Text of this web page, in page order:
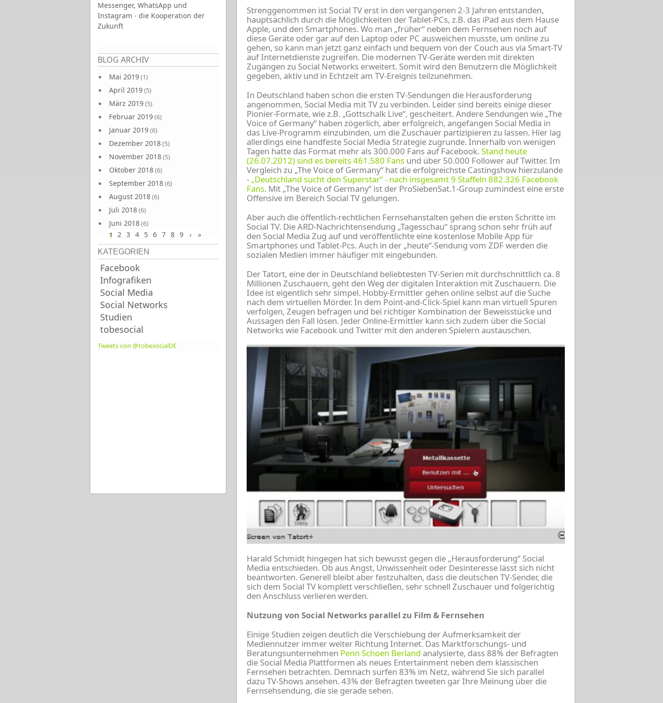
Messenger, WhatsApp und
Instagram - die Kooperation der
Zukunft
BLOG ARCHIV
Mai 2019(1)
April 2019(5)
März 2019(5)
Februar 2019(6)
Januar 2019(6)
Dezember 2018(5)
November 2018(5)
Oktober 2018(6)
September 2018(6)
August 2018(6)
Juli 2018(6)
Juni 2018(6)
Seiten
1 2 3 4 5 6 7 8 9 › »
KATEGORIEN
Facebook
Infografiken
Social Media
Social Networks
Studien
tobesocial
Tweets von @tobesocialDE
Strenggenommen ist Social TV erst in den vergangenen 2-3 Jahren entstanden,
hauptsächlich durch die Möglichkeiten der Tablet-PCs, z.B. das iPad aus dem Hause
Apple, und den Smartphones. Wo man „früher“ neben dem Fernsehen noch auf
diese Geräte oder gar auf den Laptop oder PC ausweichen musste, um online zu
gehen, so kann man jetzt ganz einfach und bequem von der Couch aus via Smart-TV
auf Internetdienste zugreifen. Die modernen TV-Geräte werden mit direkten
Zugängen zu Social Networks erweitert. Somit wird den Benutzern die Möglichkeit
gegeben, aktiv und in Echtzeit am TV-Ereignis teilzunehmen.
In Deutschland haben schon die ersten TV-Sendungen die Herausforderung
angenommen, Social Media mit TV zu verbinden. Leider sind bereits einige dieser
Pionier-Formate, wie z.B. „Gottschalk Live“, gescheitert. Andere Sendungen wie „The
Voice of Germany“ haben zögerlich, aber erfolgreich, angefangen Social Media in
das Live-Programm einzubinden, um die Zuschauer partizipieren zu lassen. Hier lag
allerdings eine handfeste Social Media Strategie zugrunde. Innerhalb von wenigen
Tagen hatte das Format mehr als 300.000 Fans auf Facebook. Stand heute
(26.07.2012) sind es bereits 461.580 Fans und über 50.000 Follower auf Twitter. Im
Vergleich zu „The Voice of Germany“ hat die erfolgreichste Castingshow hierzulande
- „Deutschland sucht den Superstar“ - nach insgesamt 9 Staffeln 882.326 Facebook
Fans. Mit „The Voice of Germany“ ist der ProSiebenSat.1-Group zumindest eine erste
Offensive im Bereich Social TV gelungen.
Aber auch die öffentlich-rechtlichen Fernsehanstalten gehen die ersten Schritte im
Social TV. Die ARD-Nachrichtensendung „Tagesschau“ sprang schon sehr früh auf
den Social Media Zug auf und veröffentlichte eine kostenlose Mobile App für
Smartphones und Tablet-Pcs. Auch in der „heute“-Sendung vom ZDF werden die
sozialen Medien immer häufiger mit eingebunden.
Der Tatort, eine der in Deutschland beliebtesten TV-Serien mit durchschnittlich ca. 8
Millionen Zuschauern, geht den Weg der digitalen Interaktion mit Zuschauern. Die
Idee ist eigentlich sehr simpel. Hobby-Ermittler gehen online selbst auf die Suche
nach dem virtuellen Mörder. In dem Point-and-Click-Spiel kann man virtuell Spuren
verfolgen, Zeugen befragen und bei richtiger Kombination der Beweisstücke und
Aussagen den Fall lösen. Jeder Online-Ermittler kann sich zudem über die Social
Networks wie Facebook und Twitter mit den anderen Spielern austauschen.
Harald Schmidt hingegen hat sich bewusst gegen die „Herausforderung“ Social
Media entschieden. Ob aus Angst, Unwissenheit oder Desinteresse lässt sich nicht
beantworten. Generell bleibt aber festzuhalten, dass die deutschen TV-Sender, die
sich dem Social TV komplett verschließen, sehr schnell Zuschauer und folgerichtig
den Anschluss verlieren werden.
Nutzung von Social Networks parallel zu Film & Fernsehen
Einige Studien zeigen deutlich die Verschiebung der Aufmerksamkeit der
Mediennutzer immer weiter Richtung Internet. Das Marktforschungs- und
Beratungsunternehmen Penn Schoen Berland analysierte, dass 88% der Befragten
die Social Media Plattformen als neues Entertainment neben dem klassischen
Fernsehen betrachten. Demnach surfen 83% im Netz, während Sie sich parallel
dazu TV-Shows ansehen. 43% der Befragten tweeten gar Ihre Meinung über die
Fernsehsendung, die sie gerade sehen.